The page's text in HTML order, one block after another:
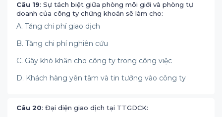
Câu 19: Sự tách biệt giữa phòng môi giới và phòng tự
doanh của công ty chứng khoán sẽ làm cho:
A. Tăng chi phí giao dịch
B. Tăng chi phí nghiên cứu
C. Gây khó khăn cho công ty trong công việc
D. Khách hàng yên tâm và tin tưởng vào công ty
Câu 20: Đại diện giao dịch tại TTGDCK: